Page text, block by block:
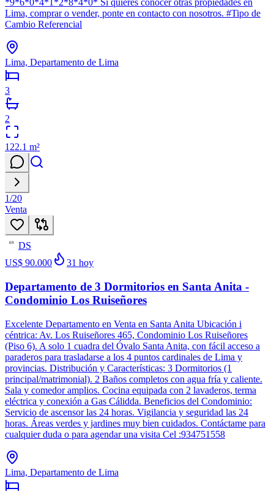
*9*6*0*4*1*2*8*4*0* Si quieres conocer otras propiedades en
Lima, comprar o vender, ponte en contacto con nosotros. #Tipo de
Cambio Referencial
Lima, Departamento de Lima
3
2
122.1 m²
1/20
Venta
69
DS
US$ 90.000
31 hoy
Departamento de 3 Dormitorios en Santa Anita -
Condominio Los Ruiseñores
Excelente Departamento en Venta en Santa Anita Ubicación i
céntrica: Av. Los Ruiseñores 465, Condominio Los Ruiseñores
(Piso 6). A solo 1 cuadra del Óvalo Santa Anita, con fácil acceso a
paraderos para trasladarse a los 4 puntos cardinales de Lima y
provincias. Distribución y Características: 3 Dormitorios (1
principal/matrimonial). 2 Baños completos con agua fría y caliente.
Sala y comedor amplios. Cocina equipada con 2 lavaderos, terma
eléctrica y conexión a Gas Cálidda. Beneficios del Condominio:
Servicio de ascensor las 24 horas. Vigilancia y seguridad las 24
horas. Áreas verdes y jardines muy bien cuidados. Contáctame para
cualquier duda o para agendar una visita Cel :934751558
Lima, Departamento de Lima